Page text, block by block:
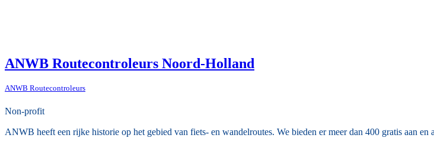
ANWB Routecontroleurs Noord-Holland
ANWB Routecontroleurs
Non-profit
ANWB heeft een rijke historie op het gebied van fiets- en wandelroutes. We bieden er meer dan 400 gratis aan